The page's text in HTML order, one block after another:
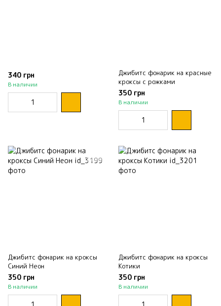
340 грн
В наличии
Джибитс фонарик на красные
кроксы с рожками
350 грн
В наличии
Джибитс фонарик на кроксы
Синий Неон
350 грн
В наличии
Джибитс фонарик на кроксы
Котики
350 грн
В наличии